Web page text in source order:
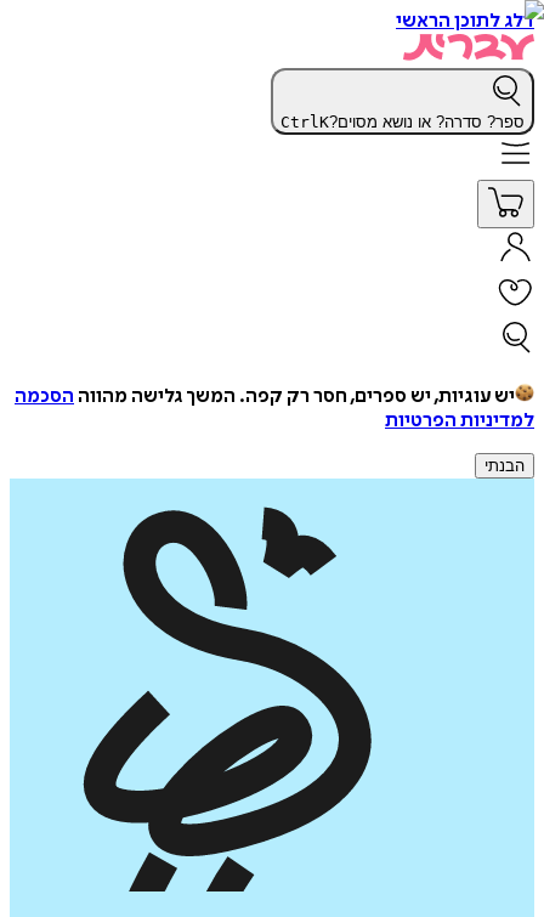
דלג לתוכן הראשי
ספר? סדרה? או נושא מסוים? CtrlK
יש עוגיות, יש ספרים, חסר רק קפה. המשך גלישה מהווה הסכמה
למדיניות הפרטיות
הבנתי